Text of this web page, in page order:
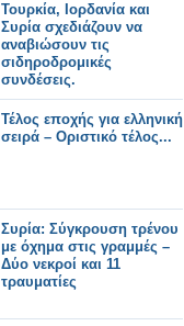
Τουρκία, Ιορδανία και
Συρία σχεδιάζουν να
αναβιώσουν τις
σιδηροδρομικές
συνδέσεις.
Τέλος εποχής για ελληνική
σειρά – Οριστικό τέλος...
Συρία: Σύγκρουση τρένου
με όχημα στις γραμμές –
Δύο νεκροί και 11
τραυματίες